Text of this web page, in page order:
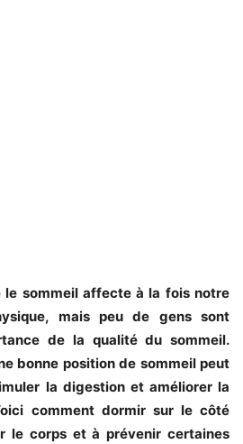
le sommeil affecte à la fois notre
mais peu de gens sont
de la qualité du sommeil.
bonne position de sommeil peut
la digestion et améliorer la
comment dormir sur le côté
le corps et à prévenir certaines